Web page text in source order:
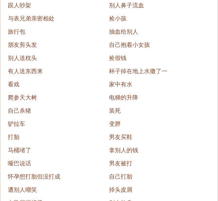
跟人吵架
别人鼻子流血
与表兄弟亲密相处
捡小孩
旅行包
抽血给别人
朋友剪头发
自己抱着小女孩
别人送枕头
捡假钱
有人送东西来
杯子掉在地上水撒了一
看戏
家中有水
爬参天大树
电梯的升降
自己杀猪
装死
驴拉车
变胖
打胎
男友买鞋
马桶堵了
拿别人的钱
哑巴说话
男友被打
怀孕想打胎但没打成
自己打胎
遭别人嘲笑
掉头皮屑